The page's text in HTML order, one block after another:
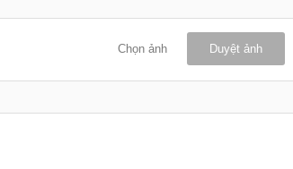
Chọn ảnh Duyệt ảnh